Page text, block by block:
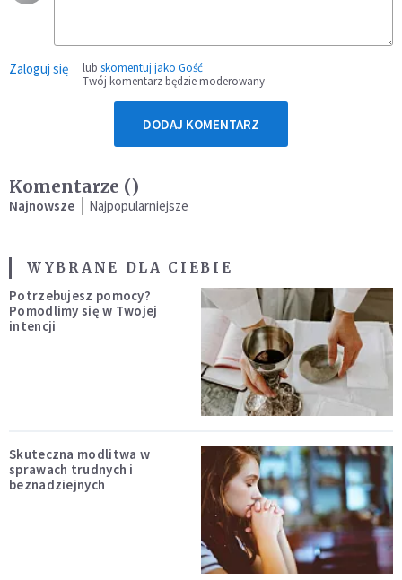
Zaloguj się lub skomentuj jako Gość
Twój komentarz będzie moderowany
DODAJ KOMENTARZ
Komentarze ()
Najnowsze Najpopularniejsze
WYBRANE DLA CIEBIE
Potrzebujesz pomocy?
Pomodlimy się w Twojej
intencji
Skuteczna modlitwa w
sprawach trudnych i
beznadziejnych